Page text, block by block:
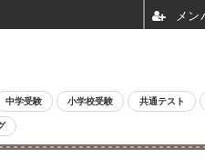
中学受験 小学校受験 共通テスト